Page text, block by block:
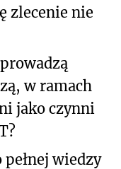
zlecenie nie
w ramach
jako czynni
pełnej wiedzy